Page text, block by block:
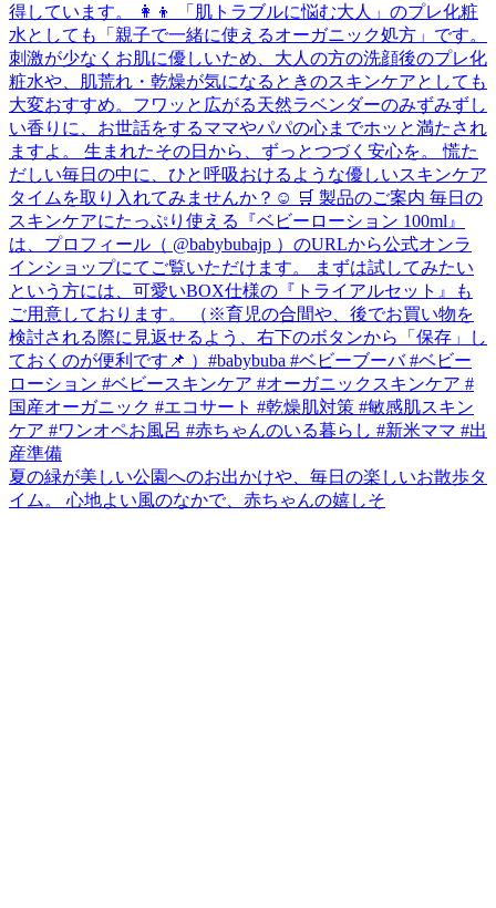
夏の緑が美しい公園へのお出かけや、毎日の楽しいお散歩タ
イム。 心地よい風のなかで、赤ちゃんの嬉しそ